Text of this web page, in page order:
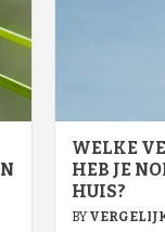
WELKE
HEB JE
HUIS?
BY